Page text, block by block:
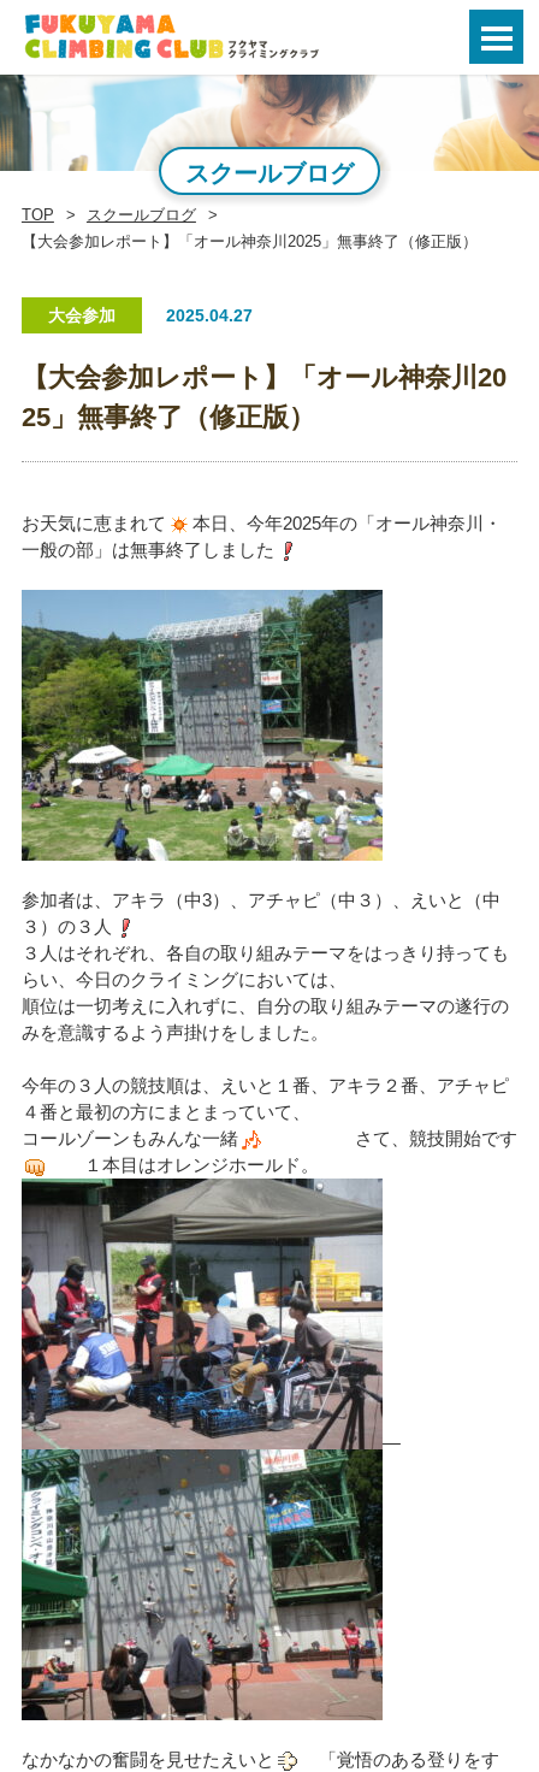
スクールブログ
TOP
スクールブログ
【大会参加レポート】「オール神奈川2025」無事終了（修正版）
大会参加 2025.04.27
【大会参加レポート】「オール神奈川20
25」無事終了（修正版）
お天気に恵まれて
本日、今年2025年の「オール神奈川・
一般の部」は無事終了しました
参加者は、アキラ（中3）、アチャピ（中３）、えいと（中
３）の３人
３人はそれぞれ、各自の取り組みテーマをはっきり持っても
らい、今日のクライミングにおいては、
順位は一切考えに入れずに、自分の取り組みテーマの遂行の
みを意識するよう声掛けをしました。
今年の３人の競技順は、えいと１番、アキラ２番、アチャピ
４番と最初の方にまとまっていて、
コールゾーンもみんな一緒
さて、競技開始です
１本目はオレンジホールド。
なかなかの奮闘を見せたえいと
「覚悟のある登りをす